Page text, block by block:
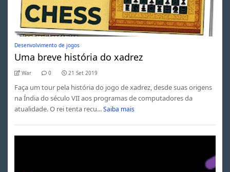
Desenvolvimento de jogos
Uma breve história do xadrez
War 0 21 Set 2019
Faça um tour pela história do jogo de xadrez, desde suas origens
na Índia do século VII aos programas de computadores da
atualidade. O rei tenta recu... Saiba mais